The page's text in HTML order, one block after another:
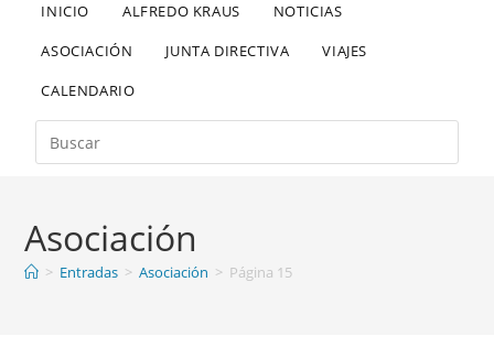
INICIO ALFREDO KRAUS
NOTICIAS
ASOCIACIÓN
JUNTA DIRECTIVA
VIAJES
CALENDARIO
Asociación
> Entradas > Asociación > Página 15